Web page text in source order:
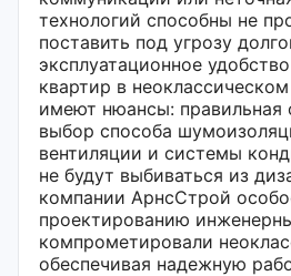
технологий способны не
поставить под угрозу
эксплуатационное
квартир в
имеют нюансы: правильная
выбор способа
вентиляции и системы
не будут выбиваться из
компании АрнсСтрой
проектированию
компрометировали
обеспечивая надежную